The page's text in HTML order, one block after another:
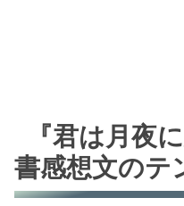
『君は月夜
書感想文のテ